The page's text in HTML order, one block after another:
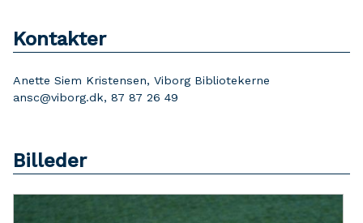
Kontakter
Anette Siem Kristensen, Viborg Bibliotekerne
ansc@viborg.dk, 87 87 26 49
Billeder